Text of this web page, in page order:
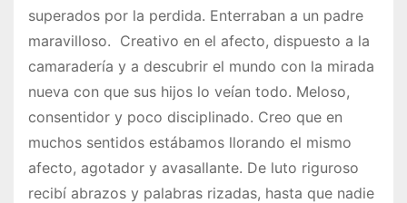
superados por la perdida. Enterraban a un padre
maravilloso. Creativo en el afecto, dispuesto a la
camaradería y a descubrir el mundo con la mirada
nueva con que sus hijos lo veían todo. Meloso,
consentidor y poco disciplinado. Creo que en
muchos sentidos estábamos llorando el mismo
afecto, agotador y avasallante. De luto riguroso
recibí abrazos y palabras rizadas, hasta que nadie